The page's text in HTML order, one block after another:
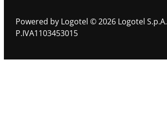
Powered by Logotel © 2026 Logotel S.p.A.
P.IVA1103453015